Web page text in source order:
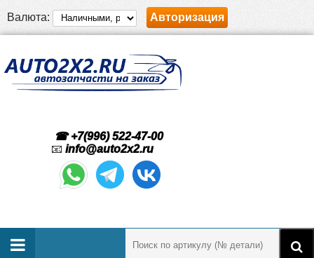
Валюта: Авторизация
☎ +7(996) 522-47-00
📧 info@auto2x2.ru